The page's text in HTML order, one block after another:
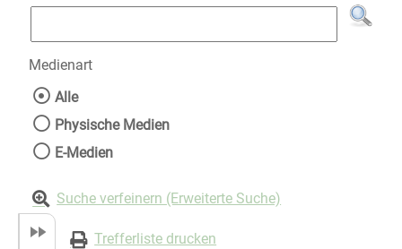
Medienart
Wählen Sie die Medienart nach der Sie
Alle
Physische Medien
E-Medien
Suche verfeinern (Erweiterte Suche)
Trefferliste drucken